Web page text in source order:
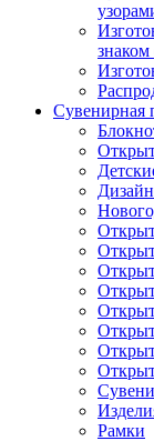
Сувенирная
Рамки